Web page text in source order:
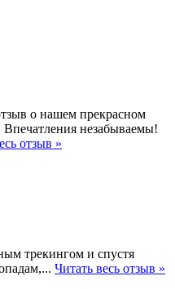
о нашем прекрасном
незабываемы!
отзыв »
трекингом и спустя
Читать весь отзыв »